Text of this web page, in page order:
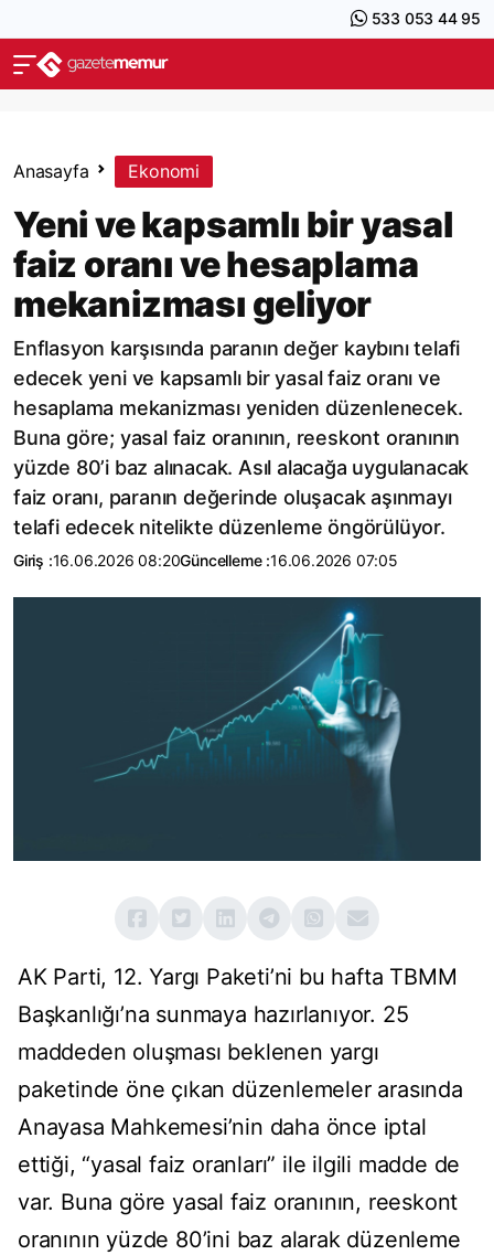
533 053 44 95
Anasayfa Ekonomi
Yeni ve kapsamlı bir yasal
faiz oranı ve hesaplama
mekanizması geliyor
Enflasyon karşısında paranın değer kaybını telafi
edecek yeni ve kapsamlı bir yasal faiz oranı ve
hesaplama mekanizması yeniden düzenlenecek.
Buna göre; yasal faiz oranının, reeskont oranının
yüzde 80’i baz alınacak. Asıl alacağa uygulanacak
faiz oranı, paranın değerinde oluşacak aşınmayı
telafi edecek nitelikte düzenleme öngörülüyor.
Giriş :16.06.2026 08:20Güncelleme :16.06.2026 07:05
AK Parti, 12. Yargı Paketi’ni bu hafta TBMM
Başkanlığı’na sunmaya hazırlanıyor. 25
maddeden oluşması beklenen yargı
paketinde öne çıkan düzenlemeler arasında
Anayasa Mahkemesi’nin daha önce iptal
ettiği, “yasal faiz oranları” ile ilgili madde de
var. Buna göre yasal faiz oranının, reeskont
oranının yüzde 80’ini baz alarak düzenleme